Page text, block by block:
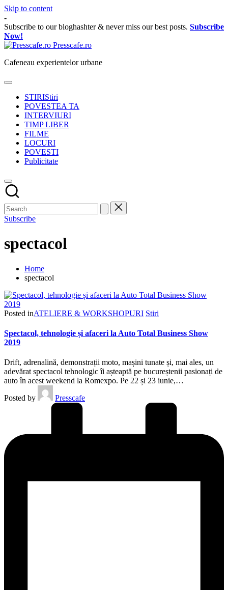
Skip to content
-
Subscribe to our bloghashter & never miss our best posts. Subscribe
Now!
Presscafe.ro
Cafeneau experientelor urbane
STIRIStiri
POVESTEA TA
INTERVIURI
TIMP LIBER
FILME
LOCURI
POVESTI
Publicitate
Subscribe
spectacol
Home
spectacol
Posted inATELIERE & WORKSHOPURI Stiri
Spectacol, tehnologie și afaceri la Auto Total Business Show
2019
Drift, adrenalină, demonstrații moto, mașini tunate și, mai ales, un
adevărat spectacol tehnologic îi așteaptă pe bucureștenii pasionați de
auto în acest weekend la Romexpo. Pe 22 și 23 iunie,…
Posted by
Presscafe